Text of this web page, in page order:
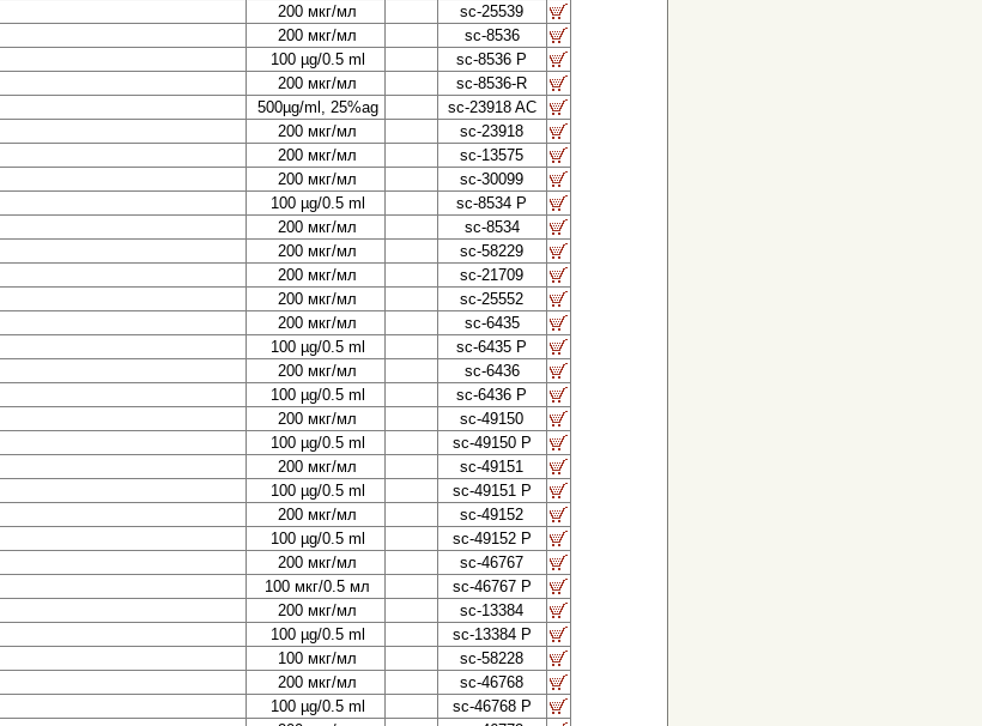
200 мкг/мл
sc-25539
200 мкг/мл
sc-8536
100 µg/0.5 ml
sc-8536 P
200 мкг/мл
sc-8536-R
500µg/ml, 25%ag
sc-23918 AC
200 мкг/мл
sc-23918
200 мкг/мл
sc-13575
200 мкг/мл
sc-30099
100 µg/0.5 ml
sc-8534 P
200 мкг/мл
sc-8534
200 мкг/мл
sc-58229
200 мкг/мл
sc-21709
200 мкг/мл
sc-25552
200 мкг/мл
sc-6435
100 µg/0.5 ml
sc-6435 P
200 мкг/мл
sc-6436
100 µg/0.5 ml
sc-6436 P
200 мкг/мл
sc-49150
100 µg/0.5 ml
sc-49150 P
200 мкг/мл
sc-49151
100 µg/0.5 ml
sc-49151 P
200 мкг/мл
sc-49152
100 µg/0.5 ml
sc-49152 P
200 мкг/мл
sc-46767
100 мкг/0.5 мл
sc-46767 P
200 мкг/мл
sc-13384
100 µg/0.5 ml
sc-13384 P
100 мкг/мл
sc-58228
200 мкг/мл
sc-46768
100 µg/0.5 ml
sc-46768 P